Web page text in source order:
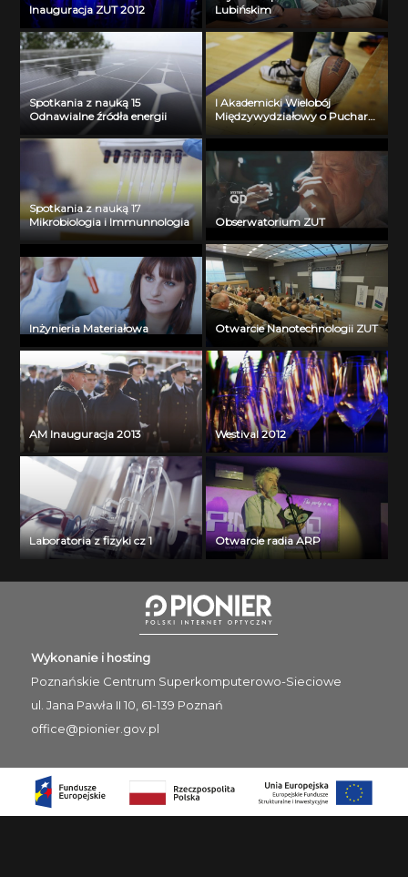
Inauguracja ZUT 2012
Lubińskim
Spotkania z nauką 15
Odnawialne źródła energii
I Akademicki Wielobój
Międzywydziałowy o Puchar
Prorektora ZUT
Spotkania z nauką 17
Mikrobiologia i Immunnologia
Obserwatorium ZUT
Inżynieria Materiałowa Otwarcie Nanotechnologii ZUT
AM Inauguracja 2013 Westival 2012
Laboratoria z fizyki cz 1 Otwarcie radia ARP
Wykonanie i hosting
Poznańskie Centrum Superkomputerowo-Sieciowe
ul. Jana Pawła II 10, 61-139 Poznań
office@pionier.gov.pl